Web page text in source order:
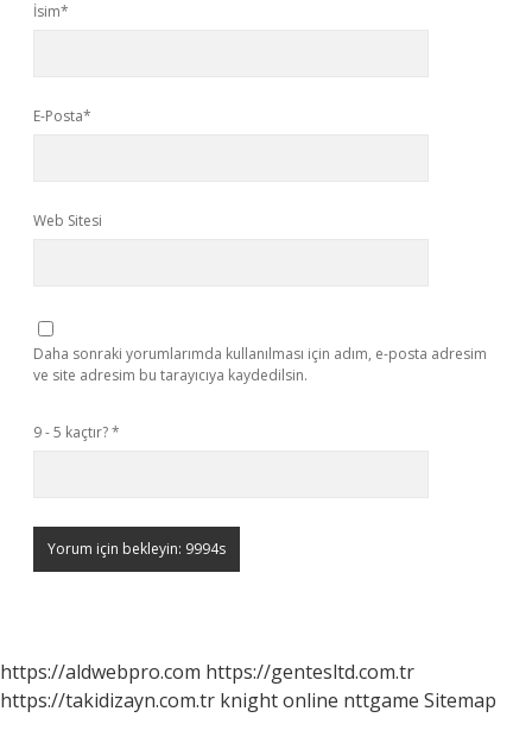
İsim*
E-Posta*
Web Sitesi
Daha sonraki yorumlarımda kullanılması için adım, e-posta adresim
ve site adresim bu tarayıcıya kaydedilsin.
9 - 5 kaçtır?*
https://aldwebpro.com https://gentesltd.com.tr
https://takidizayn.com.tr knight online nttgame Sitemap